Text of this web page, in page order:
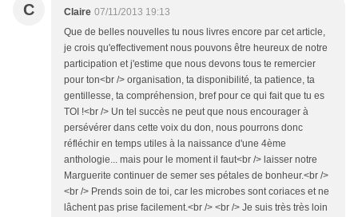
C Claire 07/11/2013 19:13
Que de belles nouvelles tu nous livres encore par cet article,
je crois qu'effectivement nous pouvons être heureux de notre
participation et j'estime que nous devons tous te remercier
pour ton<br /> organisation, ta disponibilité, ta patience, ta
gentillesse, ta compréhension, bref pour ce qui fait que tu es
TOI !<br /> Un tel succès ne peut que nous encourager à
persévérer dans cette voix du don, nous pourrons donc
réfléchir en temps utiles à la naissance d'une 4ème
anthologie... mais pour le moment il faut<br /> laisser notre
Marguerite continuer de semer ses pétales de bonheur.<br />
<br /> Prends soin de toi, car les microbes sont coriaces et ne
lâchent pas prise facilement.<br /> <br /> Je suis très très loin